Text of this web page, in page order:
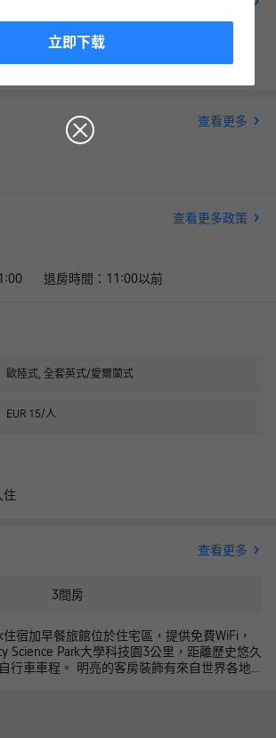
立即下载
供的信用卡僅用於擔保預訂，客人抵達時需以
查看更多
查看更多政策
退房時間：11:00以前
歐陸式, 全套英式/愛爾蘭式
EUR 15/人
住
查看更多
3間房
宿加早餐旅館位於住宅區，提供免費WiFi，
Science Park大學科技園3公里，距離歷史悠久
房裝飾有來自世界各地